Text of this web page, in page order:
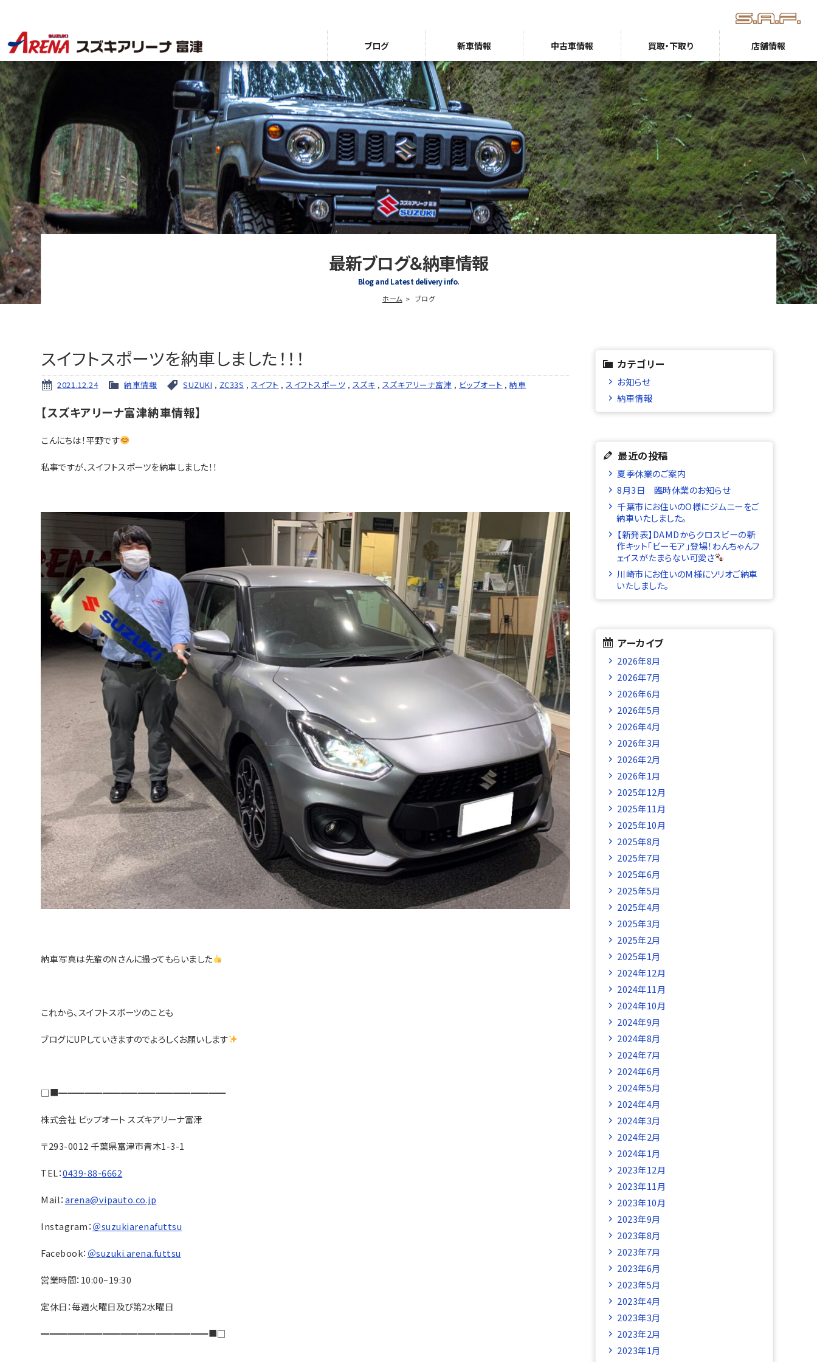
ブログ 新車情報 中古車情報 買取・下取り 店舗情報
最新ブログ＆納車情報
Blog and Latest delivery info.
ホーム ブログ
スイフトスポーツを納車しました！！！
2021.12.24 納車情報 SUZUKI , ZC33S , スイフト , スイフトスポーツ , スズキ , スズキアリーナ富津 , ビップオート ,納車
【スズキアリーナ富津納車情報】
こんにちは！平野です
私事ですが、スイフトスポーツを納車しました！！
納車写真は先輩のNさんに撮ってもらいました
これから、スイフトスポーツのことも
ブログにUPしていきますのでよろしくお願いします
□■━━━━━━━━━━━━━━━━━━━
株式会社 ビップオート スズキアリーナ富津
〒293-0012 千葉県富津市青木1-3-1
TEL：0439-88-6662
Mail：arena@vipauto.co.jp
Instagram：＠suzukiarenafuttsu
Facebook： ＠suzuki.arena.futtsu
営業時間：10:00~19:30
定休日：毎週火曜日及び第2水曜日
━━━━━━━━━━━━━━━━━━━■□
カテゴリー
お知らせ
納車情報
最近の投稿
夏季休業のご案内
8月3日 臨時休業のお知らせ
千葉市にお住いのO様にジムニーをご
納車いたしました。
【新発表】DAMDからクロスビーの新
作キット「ビーモア」登場！わんちゃんフ
ェイスがたまらない可愛さ
川崎市にお住いのM様にソリオご納車
いたしました。
アーカイブ
2026年8月
2026年7月
2026年6月
2026年5月
2026年4月
2026年3月
2026年2月
2026年1月
2025年12月
2025年11月
2025年10月
2025年8月
2025年7月
2025年6月
2025年5月
2025年4月
2025年3月
2025年2月
2025年1月
2024年12月
2024年11月
2024年10月
2024年9月
2024年8月
2024年7月
2024年6月
2024年5月
2024年4月
2024年3月
2024年2月
2024年1月
2023年12月
2023年11月
2023年10月
2023年9月
2023年8月
2023年7月
2023年6月
2023年5月
2023年4月
2023年3月
2023年2月
2023年1月